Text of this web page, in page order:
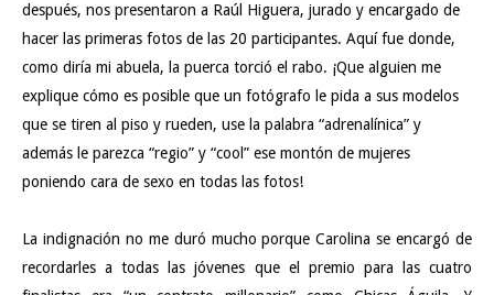
después, nos presentaron a Raúl Higuera, jurado y encargado de
hacer las primeras fotos de las 20 participantes. Aquí fue donde,
como diría mi abuela, la puerca torció el rabo. ¡Que alguien me
explique cómo es posible que un fotógrafo le pida a sus modelos
que se tiren al piso y rueden, use la palabra “adrenalínica” y
además le parezca “regio” y “cool” ese montón de mujeres
poniendo cara de sexo en todas las fotos!
La indignación no me duró mucho porque Carolina se encargó de
recordarles a todas las jóvenes que el premio para las cuatro